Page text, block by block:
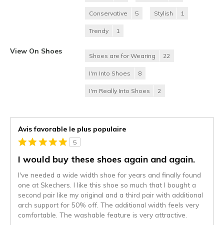
Conservative 5 Stylish 1
Trendy 1
View On Shoes
Shoes are for Wearing 22
I'm Into Shoes 8
I'm Really Into Shoes 2
Avis favorable le plus populaire
5
I would buy these shoes again and again.
I've needed a wide width shoe for years and finally found
one at Skechers. I like this shoe so much that I bought a
second pair like my original and a third pair with additional
arch support for 50% off. The additional width feels very
comfortable. The washable feature is very attractive.